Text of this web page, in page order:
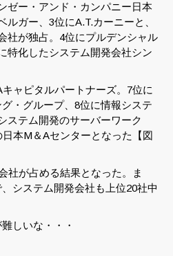
ゼー・アンド・カンパニー日本
ガー、3位にA.T.カーニーと、
社が独占。4位にプルデンシャル
特化したシステム開発会社シン
ャピタルパートナーズ。7位に
・グループ、8位に情報システ
ステム開発のサーバーワーク
本M＆Aセンターとなった【図
社が占める結果となった。ま
システム開発会社も上位20社中
しいな・・・